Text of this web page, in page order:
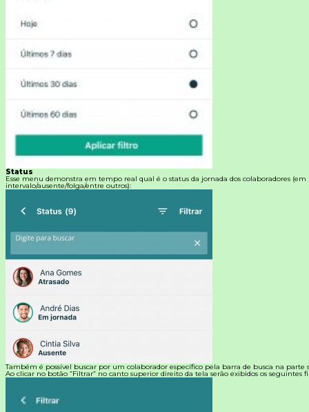
Status
Esse menu demonstra em tempo real qual é o status da jornada dos colaboradores (em
intervalo/ausente/folga/entre outros):
Também é possível buscar por um colaborador específico pela barra de busca na parte
Ao clicar no botão “Filtrar” no canto superior direito da tela serão exibidos os seguintes